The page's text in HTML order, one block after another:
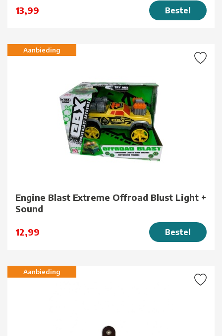
13,99 Bestel
Aanbieding
Engine Blast Extreme Offroad Blust Light +
Sound
12,99 Bestel
Aanbieding